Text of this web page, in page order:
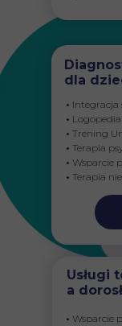
dla
• Integracja
•
• Trening
• Terapia
• Wsparcie
• Terapia
• Wsparcie
Usługi
a